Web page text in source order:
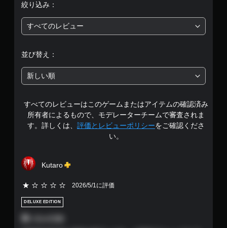
価
は
段
階
中
の
絞り込み：
すべてのレビュー
並び替え：
新しい順
すべてのレビューはこのゲームまたはアイテムの確認済み
所有者によるもので、モデレーターチームで審査されま
す。詳しくは、 評価とレビューポリシーをご確認くださ
い。
Kutaro
2026/5/1に評価
DELUXE EDITION